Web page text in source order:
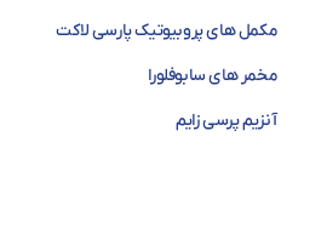
مکمل های پروبیوتیک پارسی لاکت
مخمر های سابوفلورا
آنزیم پرسی زایم